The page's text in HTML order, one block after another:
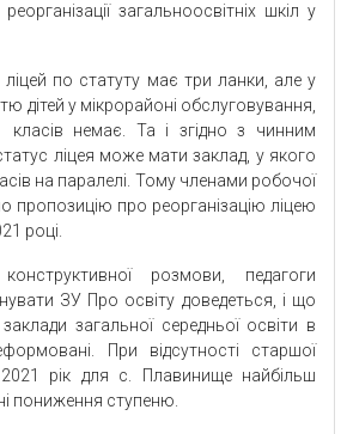
загальноосвітніх шкіл у
по статуту має три ланки, але у
дітей у мікрорайоні обслуговування,
класів немає. Та і згідно з чинним
ліцея може мати заклад, у якого
на паралелі. Тому членами робочої
пропозицію про реорганізацію ліцею
році.
розмови, педагоги
ЗУ Про освіту доведеться, і що
загальної середньої освіти в
При відсутності старшої
рік для с. Плавинище найбільш
пониження ступеню.